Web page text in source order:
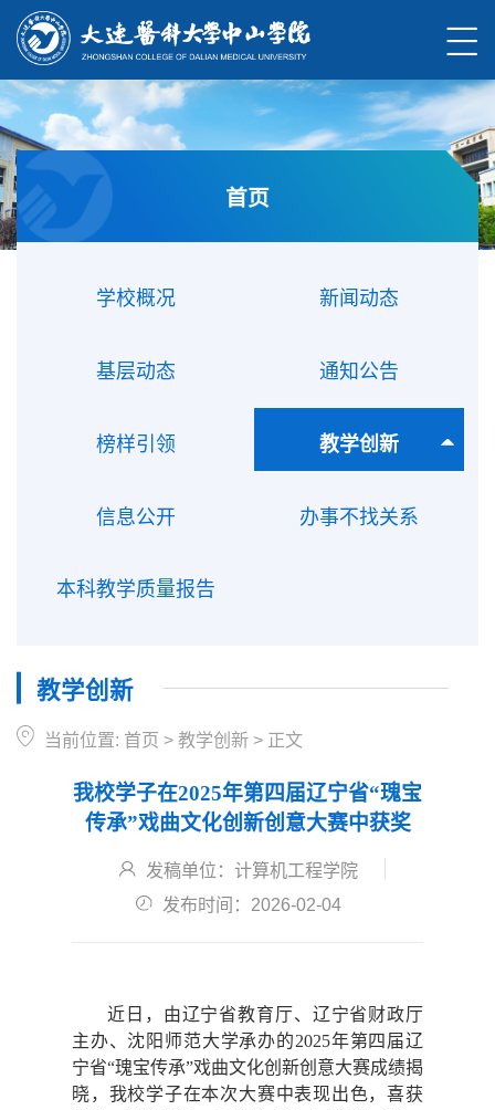
首页
学校概况 新闻动态
基层动态 通知公告
榜样引领 教学创新
信息公开 办事不找关系
本科教学质量报告
教学创新
当前位置: 首页 >教学创新 > 正文
我校学子在2025年第四届辽宁省“瑰宝
传承”戏曲文化创新创意大赛中获奖
发稿单位：计算机工程学院
发布时间：2026-02-04
近日，由辽宁省教育厅、辽宁省财政厅
主办、沈阳师范大学承办的2025年第四届辽
宁省“瑰宝传承”戏曲文化创新创意大赛成绩揭
晓，我校学子在本次大赛中表现出色，喜获